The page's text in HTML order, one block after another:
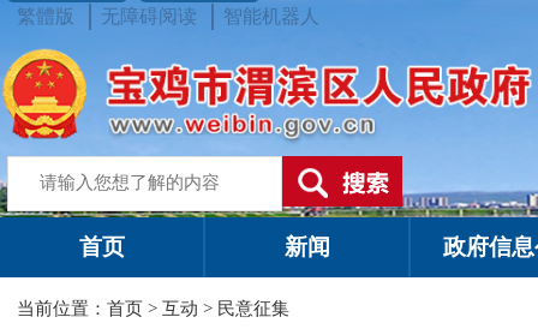
繁體版 无障碍阅读 智能机器人
首页 新闻 政府信
当前位置：首页 >互动 > 民意征集